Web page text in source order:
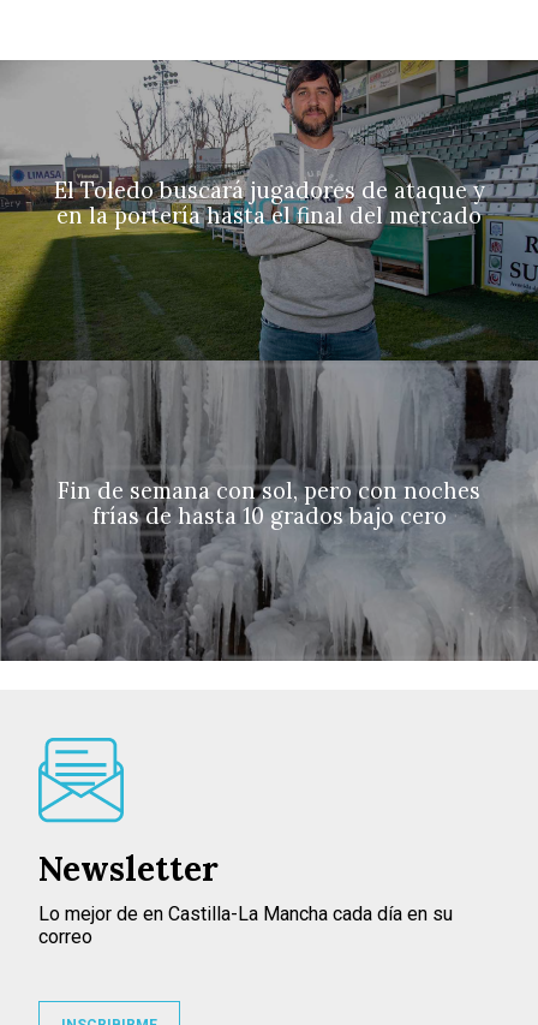
El Toledo buscará jugadores de ataque y
en la portería hasta el final del mercado
Fin de semana con sol, pero con noches
frías de hasta 10 grados bajo cero
Newsletter
Lo mejor de en Castilla-La Mancha cada día en su
correo